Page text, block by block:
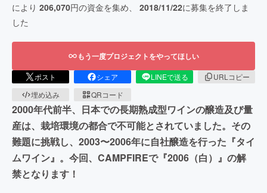
により 206,070円の資金を集め、 2018/11/22に募集を終了しま
した
もう一度プロジェクトをやってほしい
ポスト シェア LINEで送る
URLコピー
埋め込み
QRコード
2000年代前半、日本での長期熟成型ワインの醸造及び量
産は、栽培環境の都合で不可能とされていました。その
難題に挑戦し、2003〜2006年に自社醸造を行った『タイ
ムワイン』。今回、CAMPFIREで『2006（白）』の解
禁となります！